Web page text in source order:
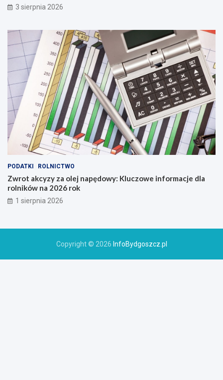
3 sierpnia 2026
PODATKI ROLNICTWO
Zwrot akcyzy za olej napędowy: Kluczowe informacje dla
rolników na 2026 rok
1 sierpnia 2026
Copyright © 2026 InfoBydgoszcz.pl